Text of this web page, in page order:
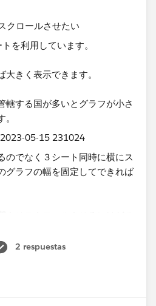
を利用しています。
きく表示できます。
轄する国が多いとグラフが小さ
のでなく３シート同時に横にス
グラフの幅を固定してできれば
させスクロールさせる​にはどの
か。
2 respuestas